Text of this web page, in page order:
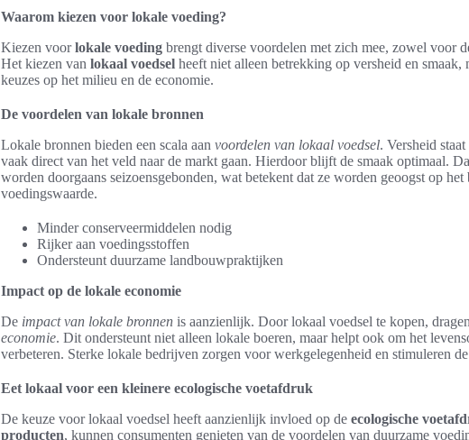
Waarom kiezen voor lokale voeding?
Kiezen voorlokale voeding brengt diverse voordelen met zich mee, zowel voor
Het kiezen van lokaal voedsel heeft niet alleen betrekking op versheid en smaak,
keuzes op het milieu en de economie.
De voordelen van lokale bronnen
Lokale bronnen bieden een scala aan voordelen van lokaal voedsel. Versheid
vaak direct van het veld naar de markt gaan. Hierdoor blijft de smaak optimaal.
worden doorgaans seizoensgebonden, wat betekent dat ze worden geoogst op het
voedingswaarde.
Minder conserveermiddelen nodig
Rijker aan voedingsstoffen
Ondersteunt duurzame landbouwpraktijken
Impact op de lokale economie
De impact van lokale bronnen is aanzienlijk. Door lokaal voedsel te kopen,
economie. Dit ondersteunt niet alleen lokale boeren, maar helpt ook om het
verbeteren. Sterke lokale bedrijven zorgen voor werkgelegenheid en stimuleren
Eet lokaal voor een kleinere ecologische voetafdruk
De keuze voor lokaal voedsel heeft aanzienlijk invloed op de ecologische
producten, kunnen consumenten genieten van de voordelen van duurzame